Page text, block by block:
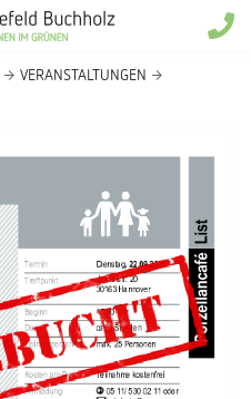
VERANSTALTUNGEN